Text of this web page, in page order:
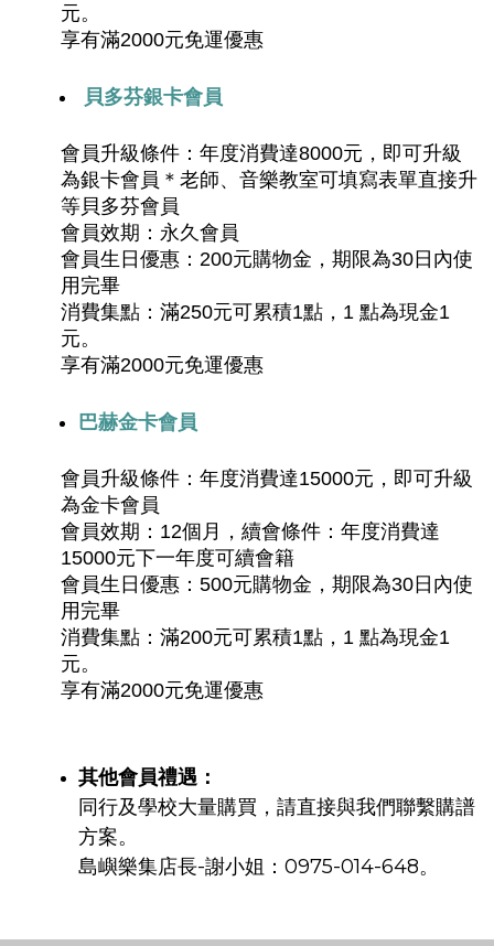
元。
享有滿2000元免運優惠
貝多芬銀卡會員
會員升級條件：年度消費達8000元，即可升級
為銀卡會員＊老師、音樂教室可填寫表單直接升
等貝多芬會員
會員效期：永久會員
會員生日優惠：200元購物金，期限為30日內使
用完畢
消費集點：滿250元可累積1點，1 點為現金1
元。
享有滿2000元免運優惠
巴赫金卡會員
會員升級條件：年度消費達15000元，即可升級
為金卡會員
會員效期：12個月，續會條件：年度消費達
15000元下一年度可續會籍
會員生日優惠：500元購物金，期限為30日內使
用完畢
消費集點：滿200元可累積1點，1 點為現金1
元。
享有滿2000元免運優惠
其他會員禮遇：
同行及學校大量購買，請直接與我們聯繫購譜
方案。
島嶼樂集店長-謝小姐：0975-014-648。